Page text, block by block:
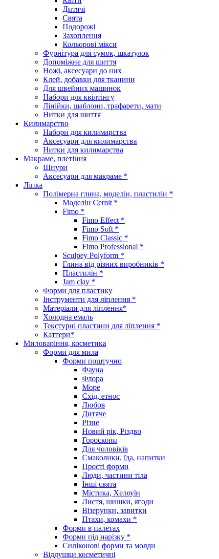
Дитячі
Свята
Подорожі
Захоплення
Кольорові мікси
Фурнітура для сумок, шкатулок
Допоміжне для шиття
Ножі, аксесуари до них
Клей, добавки для тканини
Для швейних машинок
Набори для квілтінгу
Лінійки, шаблони, трафарети, мати
Нитки для шиття
Килимарство
Набори для килимарства
Аксесуари для килимарства
Нитки для килимарства
Макраме, плетіння
Шнури
Аксесуари для макраме *
Ліпка
Полімерна глина, моделін, пластилін *
Моделін Cernit *
Fimo *
Fimo Effect *
Fimo Soft *
Fimo Classic *
Fimo Professional *
Sculpey Polyform *
Глина від різних виробників *
Пластилін *
Jam clay *
Форми для пластику
Інструменти для ліплення *
Матеріали для ліплення*
Холодна емаль
Текстурні пластини для ліплення *
Каттери*
Миловаріння, косметика
Форми для мила
Форми поштучно
Фауна
Флора
Море
Схід, етнос
Любов
Дитяче
Різне
Новий рік, Різдво
Гороскопи
Для чоловіків
Смаколики, їда, напитки
Прості форми
Люди, частини тіла
Інші свята
Містика, Хелоуїн
Листя, шишки, ягоди
Візерунки, завитки
Птахи, комахи *
Форми в палетах
Форми під нарізку *
Силіконові форми та молди
Віддушки косметичні